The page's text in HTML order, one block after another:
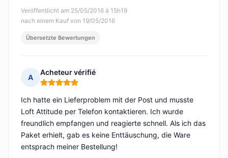
Veröffentlicht am 25/05/2016 à 15h19
nach einem Kauf von 19/05/2016
Übersetzte Bewertungen
A
Acheteur vérifié
Hinweis: 5 von 5
Ich hatte ein Lieferproblem mit der Post und musste
Loft Attitude per Telefon kontaktieren. Ich wurde
freundlich empfangen und reagierte schnell. Als ich das
Paket erhielt, gab es keine Enttäuschung, die Ware
entsprach meiner Bestellung!